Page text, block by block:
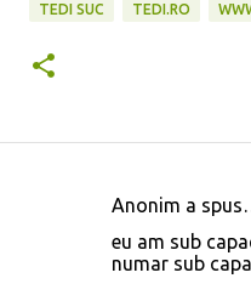
TEDI SUC TEDI.RO
Anonim a
eu am sub
numar sub